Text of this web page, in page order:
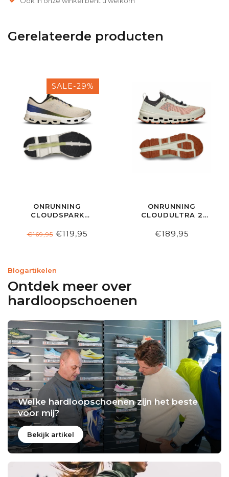
Gerelateerde producten
SALE-29%
ONRUNNING
CLOUDSPARK
€169,95€119,95
ONRUNNING
CLOUDULTRA 2
TERRACOTTA
€189,95
Blogartikelen
Ontdek meer over
hardloopschoenen
Welke hardloopschoenen zijn het beste
voor mij?
Bekijk artikel